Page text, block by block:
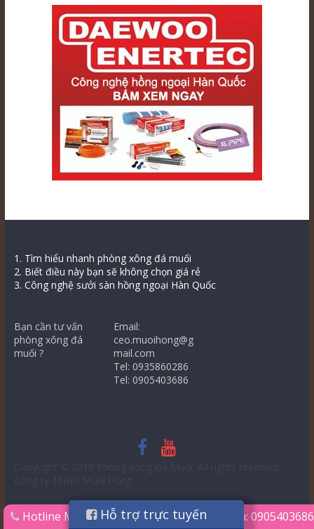
1. Tìm hiểu nhanh phòng xông đá muối
2. Biết điều này bạn sẽ không chọn giá rẻ
3. Công nghệ sưởi sàn hồng ngoại Hàn Quốc
Bạn cần tư vấn
phòng xông đá
muối ?
Email:
ceo.muoihong@g
mail.com
Tel: 0935860286
Tel: 0905403686
Hotline Mr.Thùy: 0935860286 Ms.Liên: 0905403686
Hỗ trợ trực tuyến